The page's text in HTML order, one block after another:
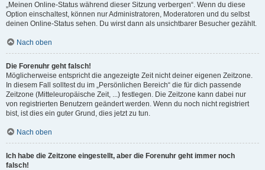
„Meinen Online-Status während dieser Sitzung verbergen“. Wenn du diese
Option einschaltest, können nur Administratoren, Moderatoren und du selbst
deinen Online-Status sehen. Du wirst dann als unsichtbarer Besucher gezählt.
Nach oben
Die Forenuhr geht falsch!
Möglicherweise entspricht die angezeigte Zeit nicht deiner eigenen Zeitzone.
In diesem Fall solltest du im „Persönlichen Bereich“ die für dich passende
Zeitzone (Mitteleuropäische Zeit, ...) festlegen. Die Zeitzone kann dabei nur
von registrierten Benutzern geändert werden. Wenn du noch nicht registriert
bist, ist dies ein guter Grund, dies jetzt zu tun.
Nach oben
Ich habe die Zeitzone eingestellt, aber die Forenuhr geht immer noch
falsch!